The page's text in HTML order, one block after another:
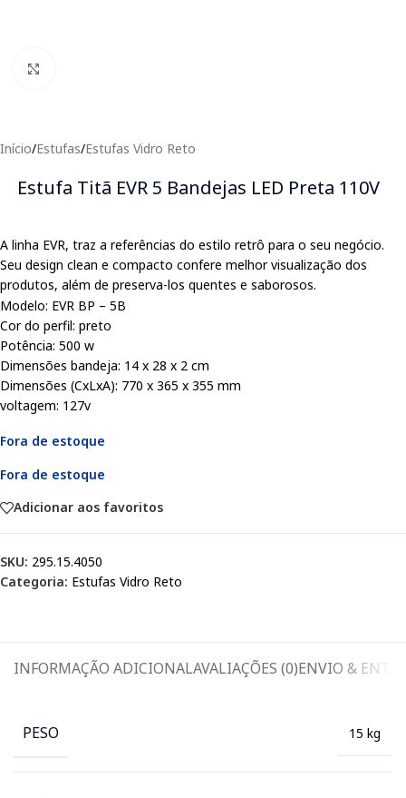
Início/Estufas/Estufas Vidro Reto
Estufa Titã EVR 5 Bandejas LED Preta 110V
A linha EVR, traz a referências do estilo retrô para o seu negócio.
Seu design clean e compacto confere melhor visualização dos
produtos, além de preserva-los quentes e saborosos.
Modelo: EVR BP – 5B
Cor do perfil: preto
Potência: 500 w
Dimensões bandeja: 14 x 28 x 2 cm
Dimensões (CxLxA): 770 x 365 x 355 mm
voltagem: 127v
Fora de estoque
Fora de estoque
Adicionar aos favoritos
SKU: 295.15.4050
Categoria: Estufas Vidro Reto
INFORMAÇÃO ADICIONALAVALIAÇÕES (0)ENVIO &
PESO 15 kg